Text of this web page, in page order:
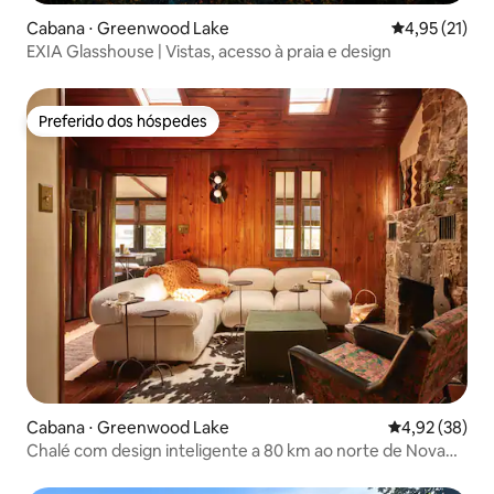
Cabana ⋅ Greenwood Lake 4,95 de uma
4,95 (21)
EXIA Glasshouse | Vistas, acesso à praia e design
Preferido dos hóspedes
Preferido dos hóspedes
Cabana ⋅ Greenwood Lake 4,92 de uma
4,92 (38)
Chalé com design inteligente a 80 km ao norte de Nova